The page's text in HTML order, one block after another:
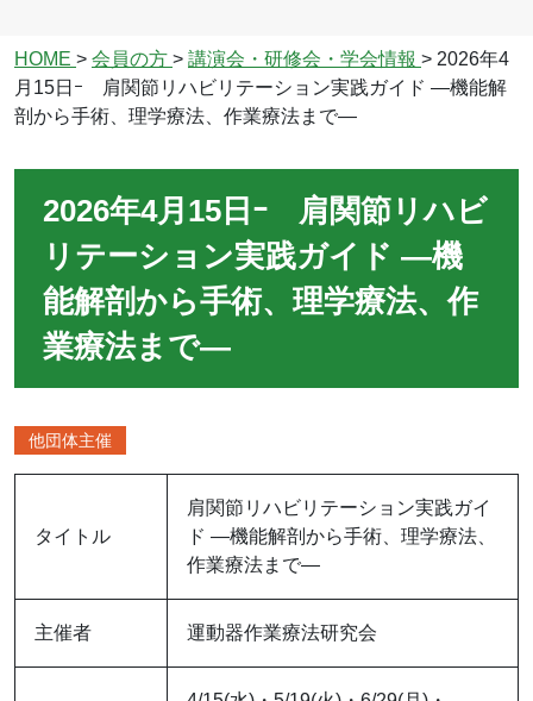
HOME > 会員の方 > 講演会・研修会・学会情報 > 2026年4
月15日ｰ 肩関節リハビリテーション実践ガイド ―機能解
剖から手術、理学療法、作業療法まで―
2026年4月15日ｰ 肩関節リハビ
リテーション実践ガイド ―機
能解剖から手術、理学療法、作
業療法まで―
他団体主催
タイトル
肩関節リハビリテーション実践ガイ
ド ―機能解剖から手術、理学療法、
作業療法まで―
主催者 運動器作業療法研究会